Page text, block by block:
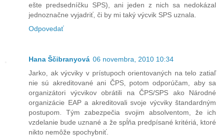
ešte predsedníčku SPS), ani jeden z nich sa nedokázal
jednoznačne vyjadriť, či by mi taký výcvik SPS uznala.
Odpovedať
Hana Ščibranyová 06 novembra, 2010 10:34
Jarko, ak výcviky v prístupoch orientovaných na telo zatiaľ
nie sú akreditované ani ČPS, potom odporúčam, aby sa
organizátori výcvikov obrátili na ČPS/SPS ako Národné
organizácie EAP a akreditovali svoje výcviky štandardným
postupom. Tým zabezpečia svojim absolventom, že ich
vzdelanie bude uznané a že spĺňa predpísané kritériá, ktoré
nikto nemôže spochybniť.